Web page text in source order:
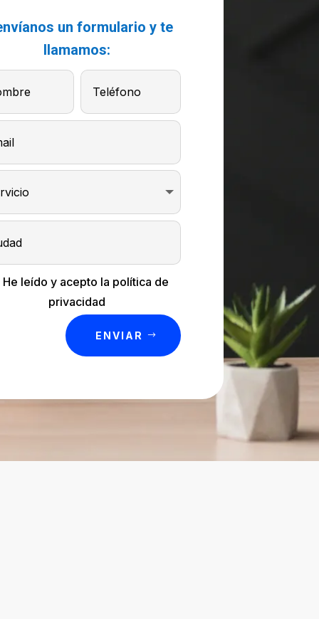
un formulario y te
llamamos:
He leído y acepto la política de
privacidad
ENVIAR